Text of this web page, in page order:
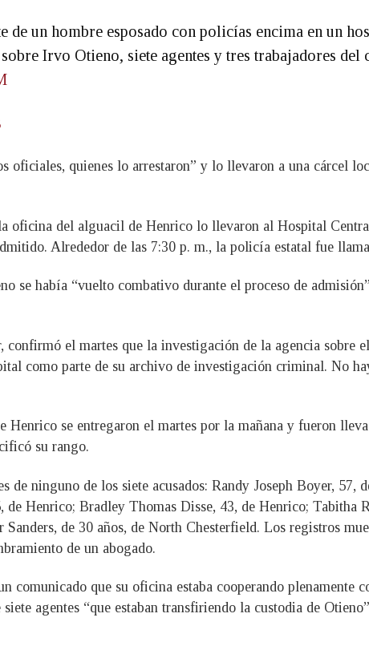
un hombre esposado con policías encima en un
Irvo Otieno, siete agentes y tres trabajadores del
oficiales, quienes lo arrestaron” y lo llevaron a una cárcel
oficina del alguacil de Henrico lo llevaron al Hospital
Alrededor de las 7:30 p. m., la policía estatal fue
se había “vuelto combativo durante el proceso de
el martes que la investigación de la agencia sobre
como parte de su archivo de investigación criminal. No
se entregaron el martes por la mañana y fueron
su rango.
de ninguno de los siete acusados: Randy Joseph Boyer, 57,
de Henrico; Bradley Thomas Disse, 43, de Henrico; Tabitha
de 30 años, de North Chesterfield. Los registros
de un abogado.
que su oficina estaba cooperando plenamente
agentes “que estaban transfiriendo la custodia de